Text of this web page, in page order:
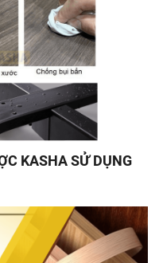
KASHA SỬ DỤNG